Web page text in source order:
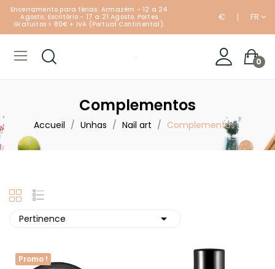
Encerramento para férias: Armazém - 12 a 24
Agosto; Escritório - 17 a 21 Agosto. Portes
Gratuitos > 80€ + IVA (Portual Continental).
€ FR
0
Complementos
Accueil Unhas Nail art Complementos
Pertinence 
Promo !